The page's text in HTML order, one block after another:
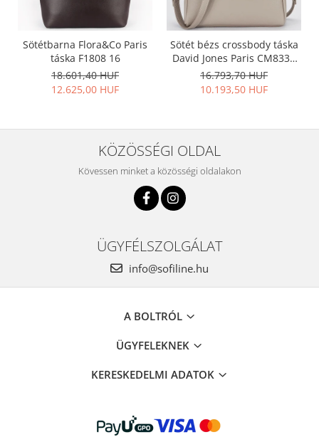
Sötétbarna Flora&Co Paris
táska F1808 16
18.601,40 HUF
12.625,00 HUF
Sötét bézs crossbody táska
David Jones Paris CM8330
15
16.793,70 HUF
10.193,50 HUF
KÖZÖSSÉGI OLDAL
Kövessen minket a közösségi oldalakon
ÜGYFÉLSZOLGÁLAT
info@sofiline.hu
A BOLTRÓL
ÜGYFELEKNEK
KERESKEDELMI ADATOK